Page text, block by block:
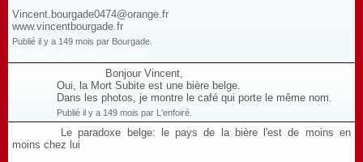
Vincent.bourgade0474@orange.fr
www.vincentbourgade.fr
Publié il y a 149 mois par Bourgade.
Bonjour Vincent,
Oui, la Mort Subite est une bière belge.
Dans les photos, je montre le café qui porte le même nom.
Publié il y a 149 mois par L'enfoiré.
Le paradoxe belge: le pays de la bière l'est de moins en
moins chez lui